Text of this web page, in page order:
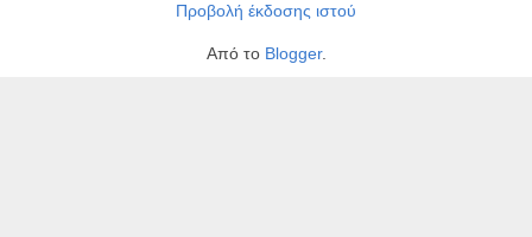
Προβολή έκδοσης ιστού
Από το Blogger.